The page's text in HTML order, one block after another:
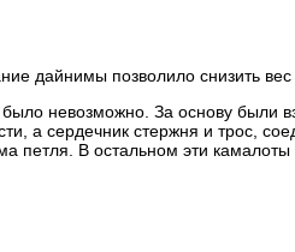
дайнимы позволило снизить вес
невозможно. За основу были
а сердечник стержня и трос,
В остальном эти камалоты